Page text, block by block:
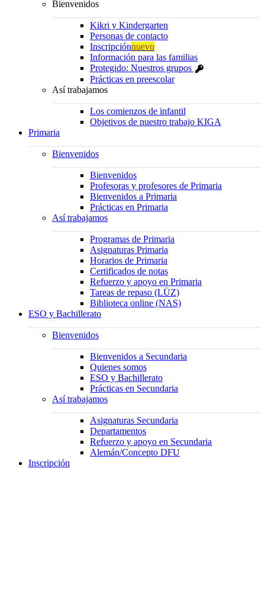
Bienvenidos
Kikri y Kindergarten
Personas de contacto
Inscripciónnuevo
Información para las familias
Protegido: Nuestros grupos
Prácticas en preescolar
Así trabajamos
Los comienzos de infantil
Objetivos de nuestro trabajo KIGA
Primaria
Bienvenidos
Bienvenidos
Profesoras y profesores de Primaria
Bienvenidos a Primaria
Prácticas en Primaria
Así trabajamos
Programas de Primaria
Asignaturas Primaria
Horarios de Primaria
Certificados de notas
Refuerzo y apoyo en Primaria
Tareas de repaso (LÜZ)
Biblioteca online (NAS)
ESO y Bachillerato
Bienvenidos
Bienvenidos a Secundaria
Quienes somos
ESO y Bachillerato
Prácticas en Secundaria
Así trabajamos
Asignaturas Secundaria
Departamentos
Refuerzo y apoyo en Secundaria
Alemán/Concepto DFU
Inscripción